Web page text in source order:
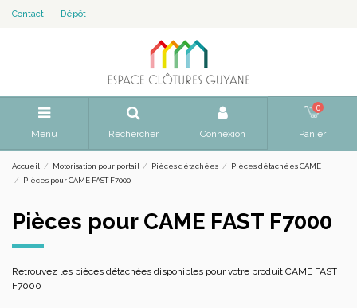
Contact Dépôt
Menu Rechercher Connexion
0
Panier
Accueil Motorisation pour portail Pièces détachées
Pièces détachées CAME
Pièces pour CAME FAST F7000
Pièces pour CAME FAST F7000
Retrouvez les pièces détachées disponibles pour votre produit CAME FAST
F7000